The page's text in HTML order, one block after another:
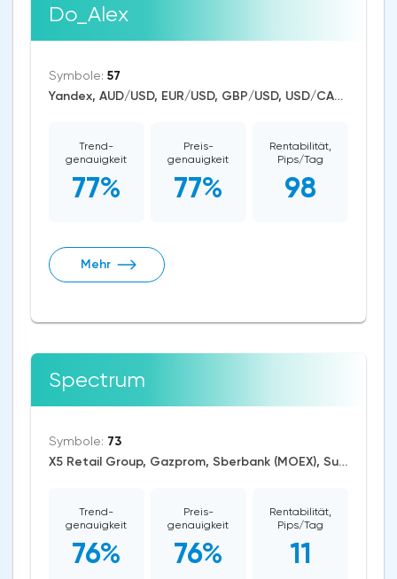
Do_Alex
Symbole: 57
Yandex, AUD/USD, EUR/USD, GBP/USD, USD/CAD, USD/CHF, USD/JPY, USD/RUB, USD/ZAR, CAD/CHF, EUR/AUD, EUR/NZD, EUR/GBP, CAD/JPY, EUR/CHF, GBP/AUD, GBP/NZD, AUD/NZD, GBP/CHF, NZD/CHF, AUD/CHF, EUR/JPY, CHF/JPY, EUR/CAD, GBP/JPY, NZD/JPY, AUD/JPY, NZD/USD, GBP/CAD, NZD/CAD, AUD/CAD, Zcash/USD, BitcoinCash/USD, Litecoin/USD, Ethereum/Bitcoin, Ethereum/USD, Bitcoin/USD, XRP/USD, RTS, US Dollar Index, Nikkei 225, Dow Jones, NASDAQ 100, S&P 500, Brent Crude Oil, WTI Crude Oil, Natural Gas, Silver, Gold, Copper, Apple, Pfizer, Meta Platforms, Amazon, Tesla Motors, Boeing, Corn
Trend-
genauigkeit
77%
Preis-
genauigkeit
77%
Rentabilität,
Pips/Tag
98
Mehr
Spectrum
Symbole: 73
X5 Retail Group, Gazprom, Sberbank (MOEX), Surgutneftegaz, AUD/USD, EUR/RUB, EUR/USD, GBP/USD, USD/CAD, USD/CHF, USD/JPY, USD/RUB, CAD/CHF, EUR/AUD, EUR/NZD, EUR/GBP, CAD/JPY, EUR/CHF, GBP/AUD, GBP/NZD, AUD/NZD, GBP/CHF, NZD/CHF, AUD/CHF, EUR/JPY, CHF/JPY, EUR/CAD, GBP/JPY, NZD/JPY, AUD/JPY, NZD/USD, GBP/CAD, NZD/CAD, AUD/CAD, Dash/USD, Stellar/USD, Zcash/USD, Cardano/USD, EOS/USD, BitcoinCash/USD, Litecoin/USD, IOTA/USD, Ethereum/USD, Monero/USD, Bitcoin/USD, BitcoinGold/USD, XRP/USD, RTS, US Dollar Index, DAX, Dow Jones, S&P 500, Brent Crude Oil, WTI Crude Oil, Palladium, Silver, Gold, Copper, Alphabet, Meta Platforms, Bank of America, Intel, Walt Disney, Amazon, Tesla Motors, Boeing, Sugar, Dogecoin, Binance Coin, Polkadot, Chainlink, Solana, Tezos
Trend-
genauigkeit
76%
Preis-
genauigkeit
76%
Rentabilität,
Pips/Tag
11